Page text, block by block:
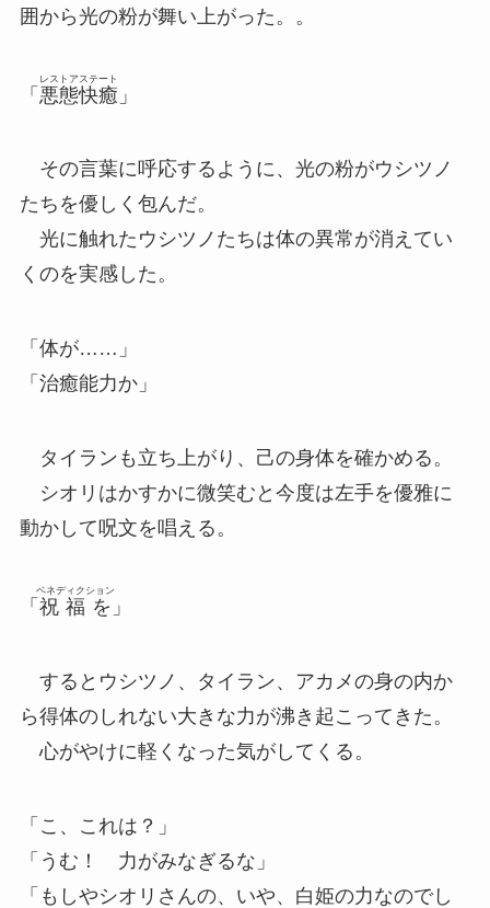
囲から光の粉が舞い上がった。。
「 悪態快癒
レストアステート
」
その言葉に呼応するように、光の粉がウシツノ
たちを優しく包んだ。
光に触れたウシツノたちは体の異常が消えてい
くのを実感した。
「体が……」
「治癒能力か」
タイランも立ち上がり、己の身体を確かめる。
シオリはかすかに微笑むと今度は左手を優雅に
動かして呪文を唱える。
「 祝福を
ベネディクション
」
するとウシツノ、タイラン、アカメの身の内か
ら得体のしれない大きな力が沸き起こってきた。
心がやけに軽くなった気がしてくる。
「こ、これは？」
「うむ！ 力がみなぎるな」
「もしやシオリさんの、いや、白姫の力なのでし